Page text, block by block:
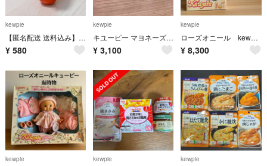
kewpie
【匿名配送 送料込み】 明太子 ロディ キューピー ストラップ キーホルダー
¥ 580
kewpie
キユーピー マヨネーズ 空き瓶 7個セット
¥ 3,100
kewpie
ローズオニール kewpie キューピー コスモ ピンク アンティーク 当時物
¥ 8,300
kewpie kewpie kewpie